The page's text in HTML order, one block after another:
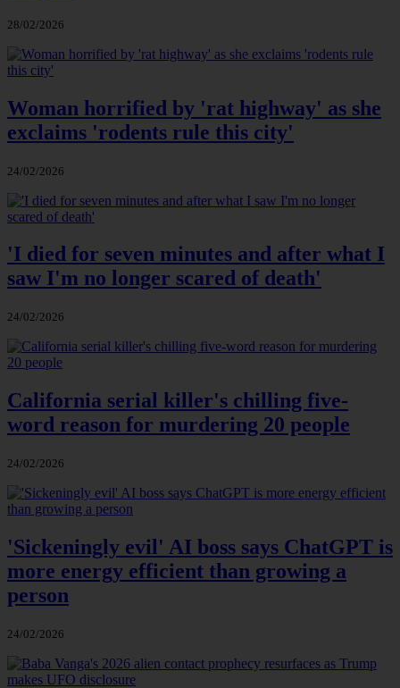
28/02/2026
Woman horrified by 'rat highway' as she
exclaims 'rodents rule this city'
24/02/2026
'I died for seven minutes and after what I
saw I'm no longer scared of death'
24/02/2026
California serial killer's chilling five-
word reason for murdering 20 people
24/02/2026
'Sickeningly evil' AI boss says ChatGPT is
more energy efficient than growing a
person
24/02/2026